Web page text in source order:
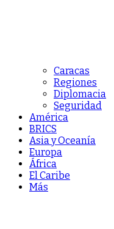
Caracas
Regiones
Diplomacia
Seguridad
América
BRICS
Asia y Oceanía
Europa
África
El Caribe
Más